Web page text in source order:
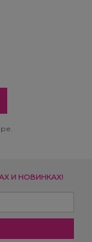
И НОВИНКАХ!